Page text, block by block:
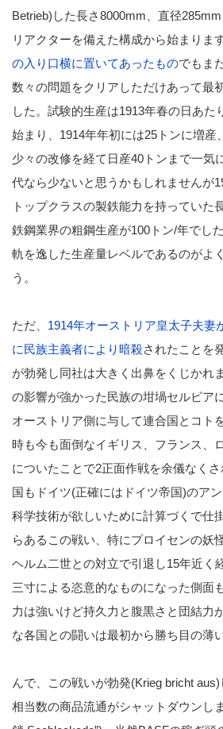
Betrieb)した長さ8000mm、直径
リアクターを備えた構成から始まりま
の入り口横に置いてあったものでもま
数々の問題をクリアしただけあって最
した。試験的生産は1913年春の日あた
始まり、1914年年初には25トンに増産
少々の改修を経て日産40トンまで一気
代なら少ないと思うかもしれませんが
トップクラスの製鉄能力を持っていた
鉄鋼業界の粗鋼生産が100トン/年でし
軌を逸した生産量レベルであるのがよ
う。
ただ、 1914年オーストリア皇太子夫妻
に民族主義者により暗殺されたことを
が勃発し同社は大きく出鼻をくじかれ
の影響が強かった民族の坩堝セルビア
オーストリア側に与して連合国とコト
時も今も面倒なイギリス、フランス、
についたことで2正面作戦を余儀なく
国もドイツ(正確にはドイツ帝国)のア
科学技術が欲しいために計算づくで仕
らあるこの戦い、特にプロイセンの妖
ヘルム二世との対立で引退し15年近く
三寸による恣意的なものになった側面
力は強いけど持久力と腹黒さと団結力
な各国との闘いは最初から勝ち目の薄
んで、この戦いが勃発(Krieg bricht
相当数の商品流通がシャットダウンし